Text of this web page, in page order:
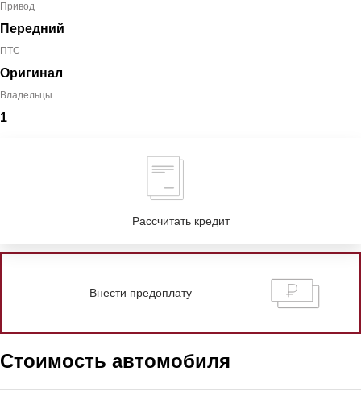
Привод
Передний
ПТС
Оригинал
Владельцы
1
Рассчитать кредит
Внести предоплату
Стоимость автомобиля